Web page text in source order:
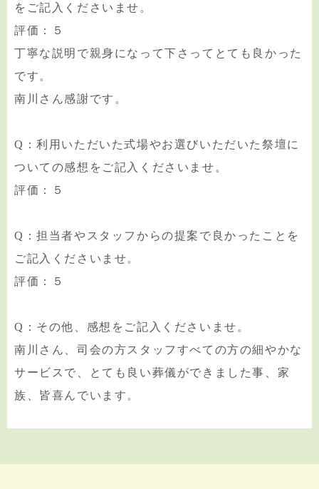
をご記入くださいませ。
評価：５
丁寧な説明で親身になって下さってとても良かった
です。
南川さん感謝です。
Q：利用いただいた式場やお選びいただいた祭壇に
ついての感想をご記入くださいませ。
評価：５
Q：担当者やスタッフからの提案で良かったことを
ご記入くださいませ。
評価：５
Q：その他、感想をご記入くださいませ。
南川さん、司会の方スタッフすべての方の細やかな
サービスで、とても良い葬儀ができました事、家
族、皆喜んでいます。